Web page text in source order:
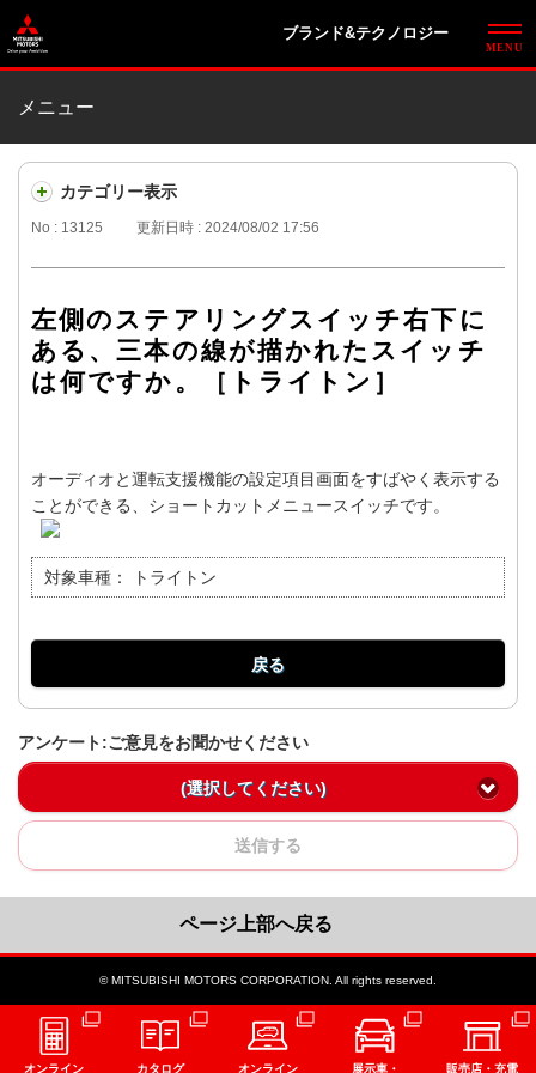
ブランド&テクノロジー
メニュー
カテゴリー表示
No : 13125 更新日時 : 2024/08/02 17:56
左側のステアリングスイッチ右下に
ある、三本の線が描かれたスイッチ
は何ですか。［トライトン］
オーディオと運転支援機能の設定項目画面をすばやく表示する
ことができる、ショートカットメニュースイッチです。
対象車種： トライトン
戻る
アンケート:ご意見をお聞かせください
(選択してください)
送信する
ページ上部へ戻る
© MITSUBISHI MOTORS CORPORATION. All rights reserved.
オンライン カタログ オンライン 展示車・ 販売店・充電